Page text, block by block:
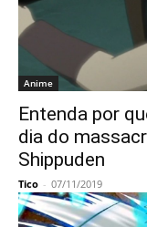
Anime
Entenda por
dia do
Shippuden
Tico - 07/11/2019